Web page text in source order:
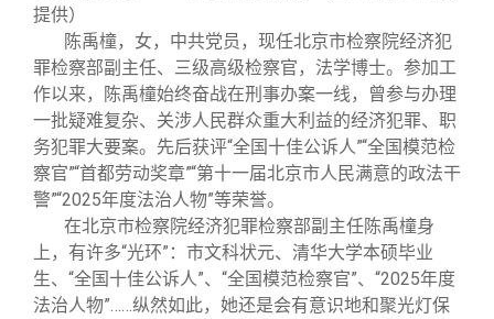
实用信息
总会章程
理事会名单
制度法规
联系我们
提供）
陈禹橦，女，中共党员，现任北京市检察院经济犯
罪检察部副主任、三级高级检察官，法学博士。参加工
作以来，陈禹橦始终奋战在刑事办案一线，曾参与办理
一批疑难复杂、关涉人民群众重大利益的经济犯罪、职
务犯罪大要案。先后获评“全国十佳公诉人”“全国模范检
察官”“首都劳动奖章”“第十一届北京市人民满意的政法干
警”“2025年度法治人物”等荣誉。
在北京市检察院经济犯罪检察部副主任陈禹橦身
上，有许多“光环”：市文科状元、清华大学本硕毕业
生、“全国十佳公诉人”、“全国模范检察官”、“2025年度
法治人物”……纵然如此，她还是会有意识地和聚光灯保